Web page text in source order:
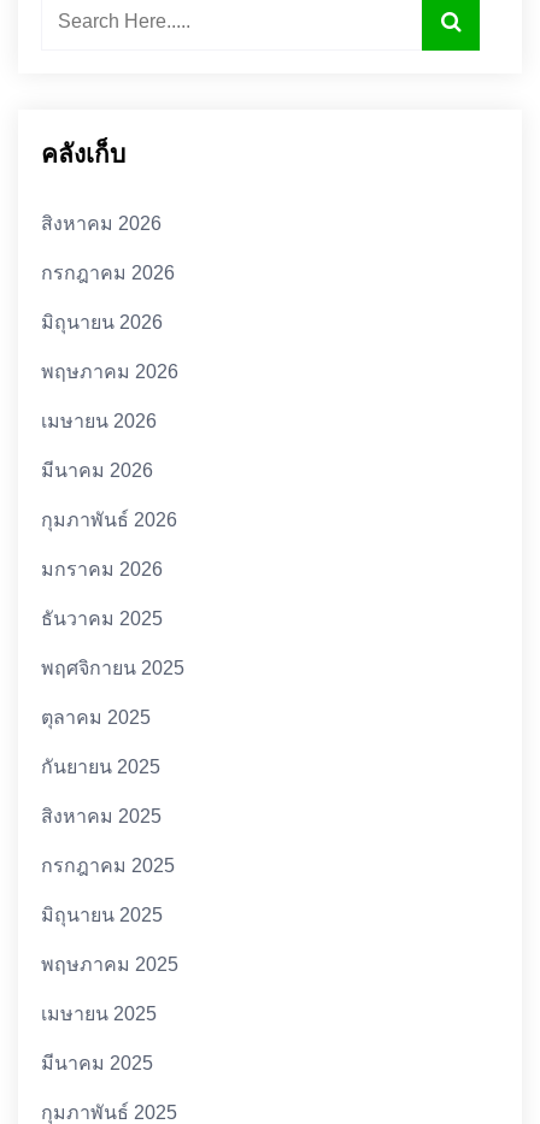
คลังเก็บ
สิงหาคม 2026
กรกฎาคม 2026
มิถุนายน 2026
พฤษภาคม 2026
เมษายน 2026
มีนาคม 2026
กุมภาพันธ์ 2026
มกราคม 2026
ธันวาคม 2025
พฤศจิกายน 2025
ตุลาคม 2025
กันยายน 2025
สิงหาคม 2025
กรกฎาคม 2025
มิถุนายน 2025
พฤษภาคม 2025
เมษายน 2025
มีนาคม 2025
กุมภาพันธ์ 2025